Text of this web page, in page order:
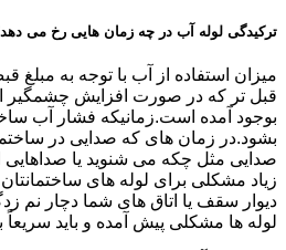
ترکیدگی لوله آب در چه زمان هایی رخ می
میزان استفاده از آب با توجه به
قبل تر که در صورت افزایش چشمگیر
بوجود آمده است.زمانیکه فشار آب
بشود.در زمان های که صدایی در
صدایی مثل چکه می شنوید یا
زیاد مشکلی برای لوله های
دیوار سقف یا اتاق های شما دچار نم
لوله ها مشکلی پیش آمده و باید سریعاً